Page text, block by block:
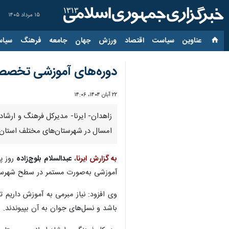
۱۵ مرداد ۱۴۰۵
عناوین‌ سیاست اقتصاد ورزش جهان جامعه فرهنگ
دوره‌های آموزشی
۲۲ آبان ۱۴۰۴، ۱۴:۰۶